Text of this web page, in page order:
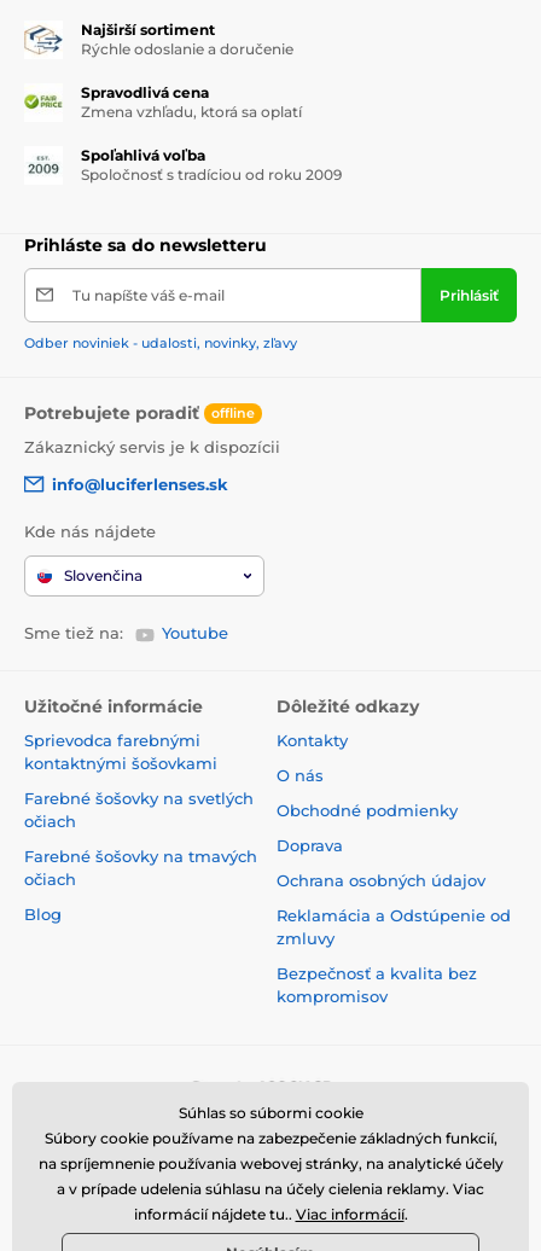
Najširší sortiment
Rýchle odoslanie a doručenie
Spravodlivá cena
Zmena vzhľadu, ktorá sa oplatí
Spoľahlivá voľba
Spoločnosť s tradíciou od roku 2009
Prihláste sa do newsletteru
Tu napíšte váš e-mail Prihlásiť
Odber noviniek - udalosti, novinky, zľavy
Potrebujete poradiť offline
Zákaznický servis je k dispozícii
info@luciferlenses.sk
Kde nás nájdete
Slovenčina
Sme tiež na: Youtube
Užitočné informácie
Sprievodca farebnými
kontaktnými šošovkami
Farebné šošovky na svetlých
očiach
Farebné šošovky na tmavých
očiach
Blog
Dôležité odkazy
Kontakty
O nás
Obchodné podmienky
Doprava
Ochrana osobných údajov
Reklamácia a Odstúpenie od
zmluvy
Bezpečnosť a kvalita bez
kompromisov
Súhlas so súbormi cookie
Súbory cookie používame na zabezpečenie základných funkcií,
na spríjemnenie používania webovej stránky, na analytické účely
a v prípade udelenia súhlasu na účely cielenia reklamy. Viac
informácií nájdete tu.. Viac informácií.